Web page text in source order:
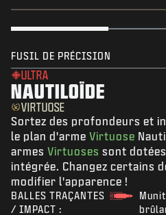
CONNEXION|S'INSCRIRE
FUSIL DE PRÉCISION
ULTRA
NAUTILOÏDE
VIRTUOSE
Sortez des profondeurs et
le plan d'arme Virtuose
armes Virtuoses sont
intégrée. Changez certains
modifier l'apparence !
BALLES TRAÇANTES
/ IMPACT :